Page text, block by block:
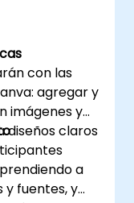
con las
agregar y
imágenes y
diseños claros
a
y fuentes, y